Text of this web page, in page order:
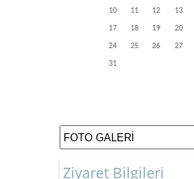
10
11 12 13
17
18 19 20
24
25 26 27
31
Ziyaret Bilgileri